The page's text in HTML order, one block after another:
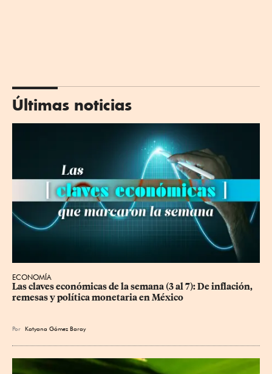
Últimas noticias
ECONOMÍA
Las claves económicas de la semana (3 al 7): De inflación,
remesas y política monetaria en México
Por Katyana Gómez Baray